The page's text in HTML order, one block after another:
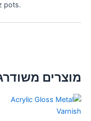
pots.
מוצרים